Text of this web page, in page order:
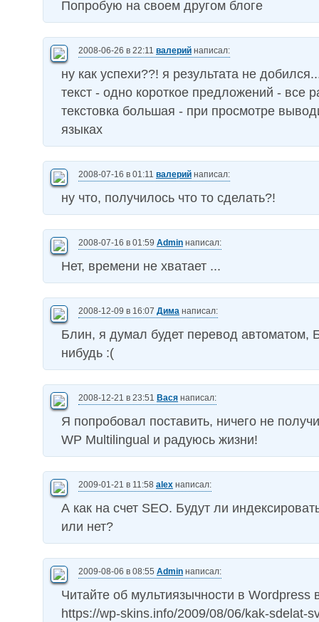
Попробую на своем другом блоге
2008-06-26 в 22:11 валерий написал:
ну как успехи??! я результата не
текст - одно короткое предложений - все
текстовка большая - при просмотре
языках
2008-07-16 в 01:11 валерий написал:
ну что, получилось что то сделать?!
2008-07-16 в 01:59 Admin написал:
Нет, времени не хватает ...
2008-12-09 в 16:07 Дима написал:
Блин, я думал будет перевод автоматом,
нибудь :(
2008-12-21 в 23:51 Вася написал:
Я попробовал поставить, ничего не
WP Multilingual и радуюсь жизни!
2009-01-21 в 11:58 alex написал:
А как на счет SEO. Будут ли
или нет?
2009-08-06 в 08:55 Admin написал:
Читайте об мультиязычности в Wordpress
https://wp-skins.info/2009/08/06/kak-sdelat-